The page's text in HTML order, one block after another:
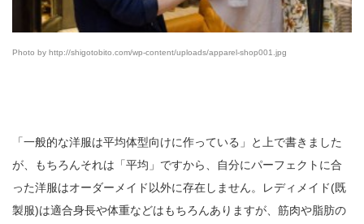
Photo by http://shigotobito.com/wp-content/uploads/apparel-shop001.jpg
「一般的な洋服は平均体型向けに作っている」と上で書きました
が、もちろんそれは「平均」ですから、自分にパーフェクトに合
った洋服はオーダーメイド以外に存在しません。レディメイド(既
製服)は適合身長や体重などはもちろんありますが、筋肉や脂肪の